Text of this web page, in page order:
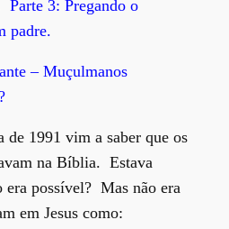
3: Pregando o
padre.
– Muçulmanos
de 1991 vim a saber que os
na Bíblia. Estava
possível? Mas não era
em Jesus como: